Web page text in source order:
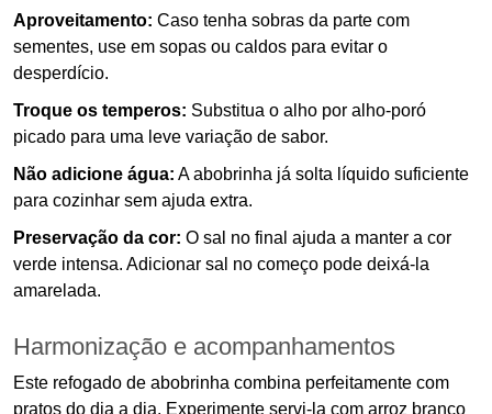
Aproveitamento: Caso tenha sobras da parte com
sementes, use em sopas ou caldos para evitar o
desperdício.
Troque os temperos: Substitua o alho por alho-poró
picado para uma leve variação de sabor.
Não adicione água: A abobrinha já solta líquido suficiente
para cozinhar sem ajuda extra.
Preservação da cor: O sal no final ajuda a manter a cor
verde intensa. Adicionar sal no começo pode deixá-la
amarelada.
Harmonização e acompanhamentos
Este refogado de abobrinha combina perfeitamente com
pratos do dia a dia. Experimente servi-la com arroz branco